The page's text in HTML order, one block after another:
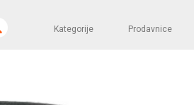
Kategorije Prodavnice